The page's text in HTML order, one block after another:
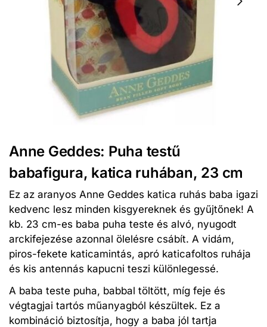
Anne Geddes: Puha testű
babafigura, katica ruhában, 23 cm
Ez az aranyos Anne Geddes katica ruhás baba igazi
kedvenc lesz minden kisgyereknek és gyűjtőnek! A
kb. 23 cm-es baba puha teste és alvó, nyugodt
arckifejezése azonnal ölelésre csábít. A vidám,
piros-fekete katicamintás, apró katicafoltos ruhája
és kis antennás kapucni teszi különlegessé.
A baba teste puha, babbal töltött, míg feje és
végtagjai tartós műanyagból készültek. Ez a
kombináció biztosítja, hogy a baba jól tartja